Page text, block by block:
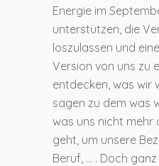
Energie im
unterstützen, die
loszulassen und
Version von uns zu
entdecken, was wir
sagen zu dem was
was uns nicht mehr
geht, um unsere
Beruf, … . Doch